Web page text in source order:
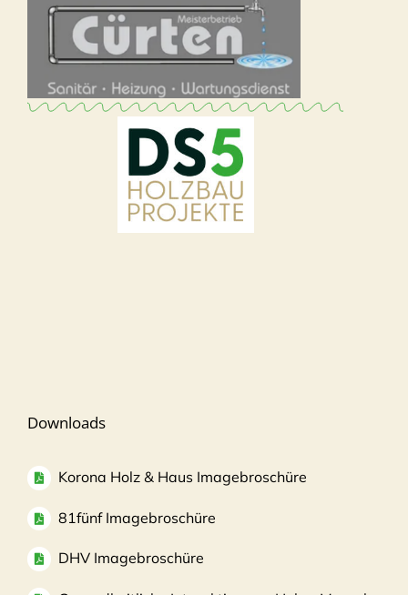
Downloads
Korona Holz & Haus Imagebroschüre
81fünf Imagebroschüre
DHV Imagebroschüre